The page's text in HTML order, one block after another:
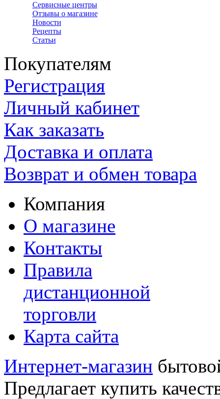
Сервисные центры
Отзывы о магазине
Новости
Рецепты
Статьи
Покупателям
Регистрация
Личный кабинет
Как заказать
Доставка и оплата
Возврат и обмен товара
Компания
О магазине
Контакты
Правила
дистанционной
торговли
Карта сайта
Интернет-магазин
Предлагает купить